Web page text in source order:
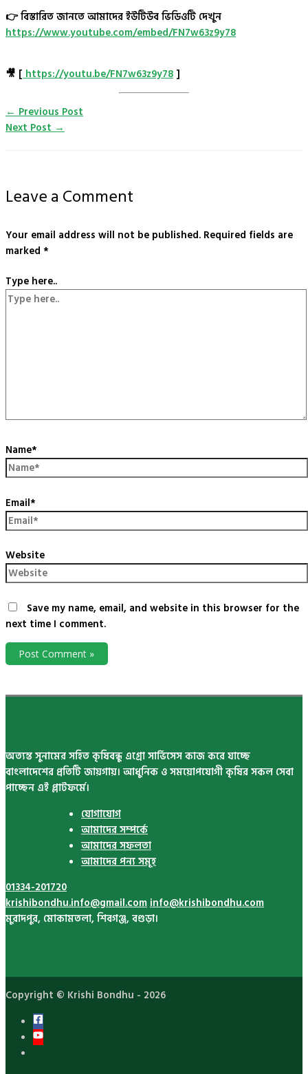
👉বিস্তারিত জানতে আমাদের ইউটিউব ভিডিওটি দেখুন
https://www.youtube.com/embed/FN7w63z9y78
🎥 [https://youtu.be/FN7w63z9y78 ]
← Previous Post
Next Post →
Leave a Comment
Your email address will not be published. Required fields are
marked *
Type here..
Name*
Email*
Website
Save my name, email, and website in this browser for the
next time I comment.
অত্যন্ত সুনামের সহিত কৃষিবন্ধু এগ্রো সার্ভিসেস কাজ করে যাচ্ছে
বাংলাদেশের প্রতিটি জায়গায়। আধুনিক ও সময়োপযোগী কৃষির সকল সেবা
পাচ্ছেন এই প্লাটফর্মে।
যোগাযোগ
আমাদের সম্পর্কে
আমাদের সফলতা
আমাদের পন্য সমূহ
01334-201720
krishibondhu.info@gmail.cominfo@krishibondhu.com
মুরাদপুর, মোকামতলা, শিবগঞ্জ, বগুড়া।
Copyright © Krishi Bondhu - 2026